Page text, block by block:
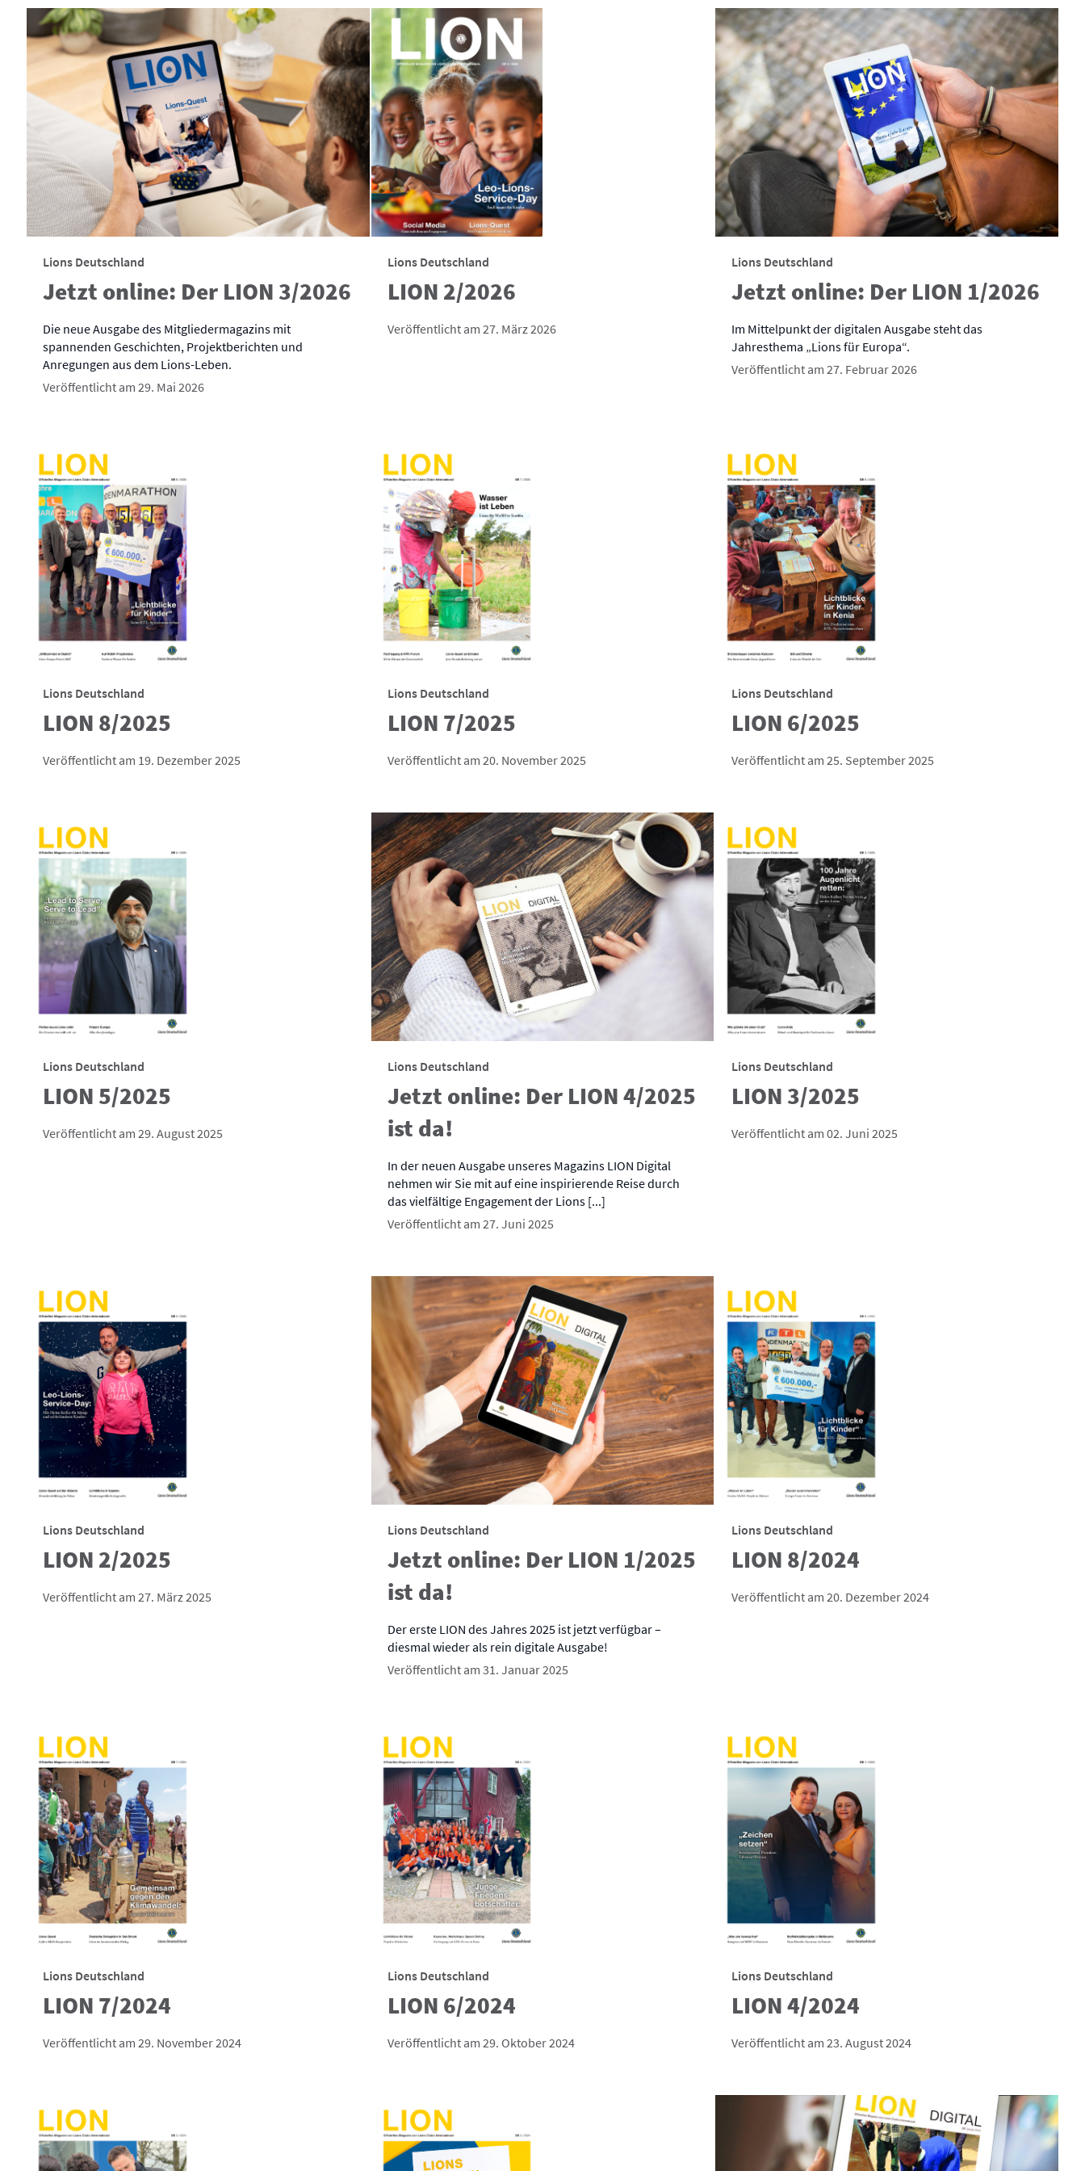
Lions Deutschland
Jetzt online: Der LION 3/2026
Die neue Ausgabe des Mitgliedermagazins mit
spannenden Geschichten, Projektberichten und
Anregungen aus dem Lions-Leben.
Veröffentlicht am 29. Mai 2026
Lions Deutschland
LION 2/2026
Veröffentlicht am 27. März 2026
Lions Deutschland
Jetzt online: Der LION 1/2026
Im Mittelpunkt der digitalen Ausgabe steht das
Jahresthema „Lions für Europa“.
Veröffentlicht am 27. Februar 2026
Lions Deutschland
LION 8/2025
Veröffentlicht am 19. Dezember 2025
Lions Deutschland
LION 7/2025
Veröffentlicht am 20. November 2025
Lions Deutschland
LION 6/2025
Veröffentlicht am 25. September 2025
Lions Deutschland
LION 5/2025
Veröffentlicht am 29. August 2025
Lions Deutschland
Jetzt online: Der LION 4/2025
ist da!
In der neuen Ausgabe unseres Magazins LION Digital
nehmen wir Sie mit auf eine inspirierende Reise durch
das vielfältige Engagement der Lions [...]
Veröffentlicht am 27. Juni 2025
Lions Deutschland
LION 3/2025
Veröffentlicht am 02. Juni 2025
Lions Deutschland
LION 2/2025
Veröffentlicht am 27. März 2025
Lions Deutschland
Jetzt online: Der LION 1/2025
ist da!
Der erste LION des Jahres 2025 ist jetzt verfügbar –
diesmal wieder als rein digitale Ausgabe!
Veröffentlicht am 31. Januar 2025
Lions Deutschland
LION 8/2024
Veröffentlicht am 20. Dezember 2024
Lions Deutschland
LION 7/2024
Veröffentlicht am 29. November 2024
Lions Deutschland
LION 6/2024
Veröffentlicht am 29. Oktober 2024
Lions Deutschland
LION 4/2024
Veröffentlicht am 23. August 2024